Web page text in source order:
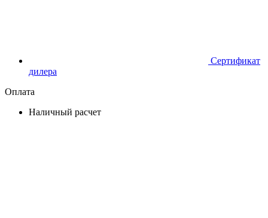
Сертификат
дилера
Оплата
Наличный расчет